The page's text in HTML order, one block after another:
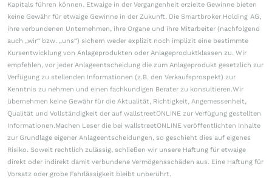
Kapitals führen können. Etwaige in der Vergangenheit erzielte Gewinne bieten
keine Gewähr für etwaige Gewinne in der Zukunft. Die Smartbroker Holding AG,
ihre verbundenen Unternehmen, ihre Organe und ihre Mitarbeiter (nachfolgend
auch „wir“ bzw. „uns“) sichern weder explizit noch implizit eine bestimmte
Kursentwicklung von Anlageprodukten oder Anlageproduktklassen zu. Wir
empfehlen, vor jeder Anlageentscheidung die zum Anlageprodukt gesetzlich zur
Verfügung zu stellenden Informationen (z.B. den Verkaufsprospekt) zur
Kenntnis zu nehmen und einen fachkundigen Berater zu konsultieren.Wir
übernehmen keine Gewähr für die Aktualität, Richtigkeit, Angemessenheit,
Qualität und Vollständigkeit der auf wallstreetONLINE zur Verfügung gestellten
Informationen.Machen Leser die bei wallstreetONLINE veröffentlichten Inhalte
zur Grundlage eigener Anlageentscheidungen, so geschieht dies auf eigenes
Risiko. Soweit rechtlich zulässig, schließen wir unsere Haftung für etwaige
direkt oder indirekt damit verbundene Vermögensschäden aus. Eine Haftung für
Vorsatz oder grobe Fahrlässigkeit bleibt unberührt.